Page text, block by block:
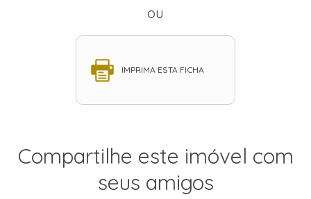
ou
IMPRIMA ESTA FICHA
Compartilhe este imóvel com
seus amigos